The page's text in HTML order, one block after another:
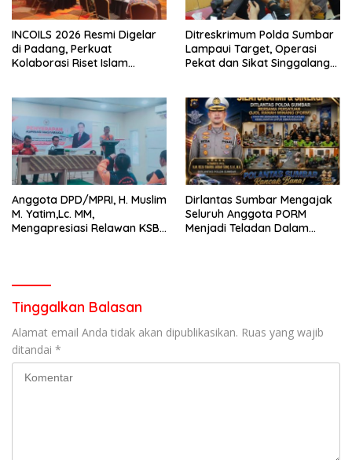
INCOILS 2026 Resmi Digelar
di Padang, Perkuat
Kolaborasi Riset Islam
Ditreskrimum Polda Sumbar
Lampaui Target, Operasi
Pekat dan Sikat Singgalang
Anggota DPD/MPRI, H. Muslim
M. Yatim,Lc. MM,
Mengapresiasi Relawan KSB
Dirlantas Sumbar Mengajak
Seluruh Anggota PORM
Menjadi Teladan Dalam
Tinggalkan Balasan
Alamat email Anda tidak akan dipublikasikan. Ruas yang wajib
ditandai *